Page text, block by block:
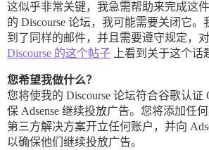
这似乎非常关键，我急需帮助来完成这
的 Discourse 论坛，我可能需要关闭它
到了同样的邮件，并且需要遵守规定，
Discourse 的这个帖子 上看到关于这个话
您希望我做什么？
您将使我的 Discourse 论坛符合谷歌认证
保 Adsense 继续投放广告。您将添加任
第三方解决方案开立任何账户，并向
以确保他们继续投放广告。